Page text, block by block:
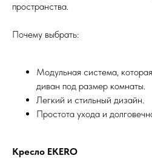
пространства.
Почему выбрать:
Модульная система,
диван под размер комнаты.
Легкий и стильный дизайн.
Простота ухода и
Кресло EKERO